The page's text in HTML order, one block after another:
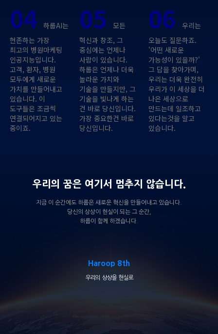
04
하룹AI는
현존하는 가장
최고의 병원마케팅
인공지능입니다.
고객, 환자, 병원
모두에게 새로운
가치를 만들어내고
있습니다. 이
도구들은 조금씩
연결되어지고 있는
중이죠.
05
모든
혁신과 창조, 그
중심에는 언제나
사람이 있습니다.
하룹은 언제나 더욱
놀라운 가치와
기술을 만들지만, 그
기술을 빛나게 하는
건 바로 당신입니다.
가장 중요한건 바로
당신입니다.
06우리는
오늘도 질문하죠.
'어떤 새로운
가능성이 있을까?'
그 답을 찾아가며,
우리는 더욱 완전히
우리가 이 세상을 더
나은 세상으로
만드는데 일조하고
있다는것을 알고
있습니다.
우리의 꿈은 여기서 멈추지 않습니다.
지금 이 순간에도 하룹은 새로운 혁신을 만들어내고 있습니다.
당신의 상상이 현실이 되는 그 순간,
하룹이 함께 하겠습니다.
Haroop 8th
우리의 상상을 현실로